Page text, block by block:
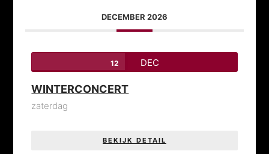
DECEMBER 2026
12 DEC
WINTERCONCERT
zaterdag
BEKIJK DETAIL